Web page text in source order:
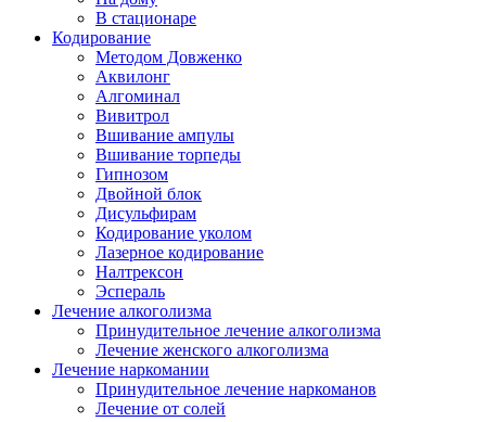
В стационаре
Кодирование
Методом Довженко
Аквилонг
Алгоминал
Вивитрол
Вшивание ампулы
Вшивание торпеды
Гипнозом
Двойной блок
Дисульфирам
Кодирование уколом
Лазерное кодирование
Налтрексон
Эспераль
Лечение алкоголизма
Принудительное лечение алкоголизма
Лечение женского алкоголизма
Лечение наркомании
Принудительное лечение наркоманов
Лечение от солей